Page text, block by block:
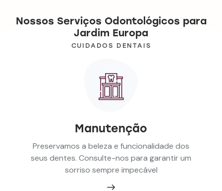
Nossos Serviços Odontológicos para
Jardim Europa
CUIDADOS DENTAIS
Manutenção
Preservamos a beleza e funcionalidade dos
seus dentes. Consulte-nos para garantir um
sorriso sempre impecável